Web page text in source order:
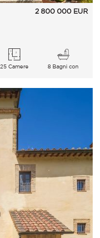
2 800 000 EUR
25 Camere
8 Bagni con